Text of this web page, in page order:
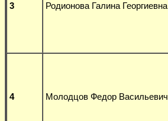
3 Родионова Галина Георгиевна
4 Молодцов Федор Васильевич